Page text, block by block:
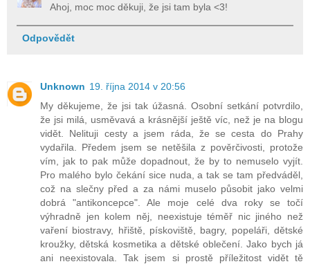
Ahoj, moc moc děkuji, že jsi tam byla <3!
Odpovědět
Unknown 19. října 2014 v 20:56
My děkujeme, že jsi tak úžasná. Osobní setkání potvrdilo,
že jsi milá, usměvavá a krásnější ještě víc, než je na blogu
vidět. Nelituji cesty a jsem ráda, že se cesta do Prahy
vydařila. Předem jsem se netěšila z pověrčivosti, protože
vím, jak to pak může dopadnout, že by to nemuselo vyjít.
Pro malého bylo čekání sice nuda, a tak se tam předváděl,
což na slečny před a za námi muselo působit jako velmi
dobrá "antikoncepce". Ale moje celé dva roky se točí
výhradně jen kolem něj, neexistuje téměř nic jiného než
vaření biostravy, hřiště, pískoviště, bagry, popeláři, dětské
kroužky, dětská kosmetika a dětské oblečení. Jako bych já
ani neexistovala. Tak jsem si prostě příležitost vidět tě